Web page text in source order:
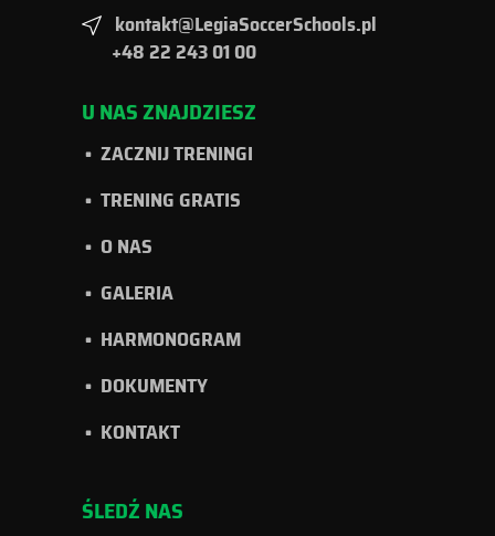
kontakt@LegiaSoccerSchools.pl
+48 22 243 01 00
U NAS ZNAJDZIESZ
ZACZNIJ TRENINGI
TRENING GRATIS
O NAS
GALERIA
HARMONOGRAM
DOKUMENTY
KONTAKT
ŚLEDŹ NAS